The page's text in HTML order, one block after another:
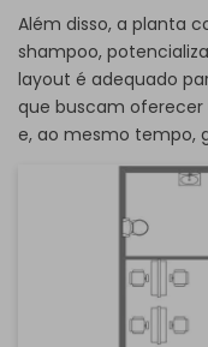
Além disso, a planta
shampoo,
layout é adequado
que buscam
e, ao mesmo tempo,